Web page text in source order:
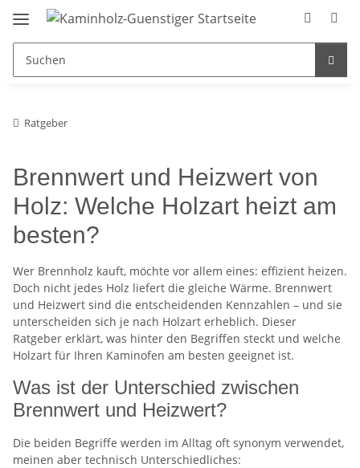
Ratgeber
Brennwert und Heizwert von
Holz: Welche Holzart heizt am
besten?
Wer Brennholz kauft, möchte vor allem eines: effizient heizen.
Doch nicht jedes Holz liefert die gleiche Wärme. Brennwert
und Heizwert sind die entscheidenden Kennzahlen – und sie
unterscheiden sich je nach Holzart erheblich. Dieser
Ratgeber erklärt, was hinter den Begriffen steckt und welche
Holzart für Ihren Kaminofen am besten geeignet ist.
Was ist der Unterschied zwischen
Brennwert und Heizwert?
Die beiden Begriffe werden im Alltag oft synonym verwendet,
meinen aber technisch Unterschiedliches: